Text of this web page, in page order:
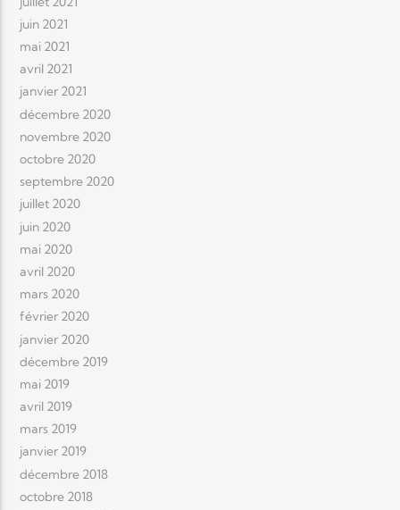
juin 2021
mai 2021
avril 2021
janvier 2021
décembre 2020
novembre 2020
octobre 2020
septembre 2020
juillet 2020
juin 2020
mai 2020
avril 2020
mars 2020
février 2020
janvier 2020
décembre 2019
mai 2019
avril 2019
mars 2019
janvier 2019
décembre 2018
octobre 2018